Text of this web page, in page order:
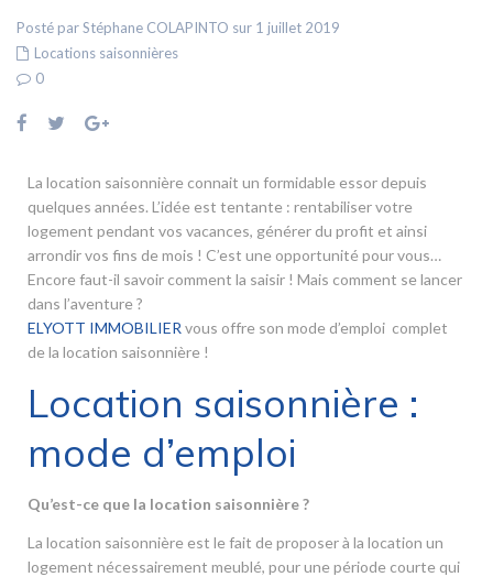
Posté par Stéphane COLAPINTO sur 1 juillet 2019
Locations saisonnières
0
La location saisonnière connait un formidable essor depuis
quelques années. L’idée est tentante : rentabiliser votre
logement pendant vos vacances, générer du profit et ainsi
arrondir vos fins de mois ! C’est une opportunité pour vous…
Encore faut-il savoir comment la saisir ! Mais comment se lancer
dans l’aventure ?
ELYOTT IMMOBILIER vous offre son mode d’emploi complet
de la location saisonnière !
Location saisonnière :
mode d’emploi
Qu’est-ce que la location saisonnière ?
La location saisonnière est le fait de proposer à la location un
logement nécessairement meublé, pour une période courte qui